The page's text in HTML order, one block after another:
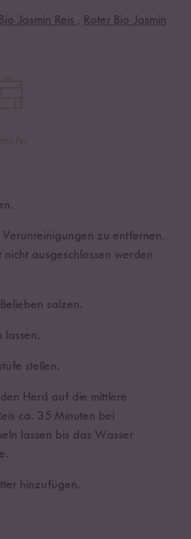
Jasmin Reis , Roter Bio Jasmin
Verunreinigungen zu entfernen,
ausgeschlossen werden
salzen.
lassen.
stellen.
Herd auf die mittlere
ca. 35 Minuten bei
lassen bis das Wasser
hinzufügen.